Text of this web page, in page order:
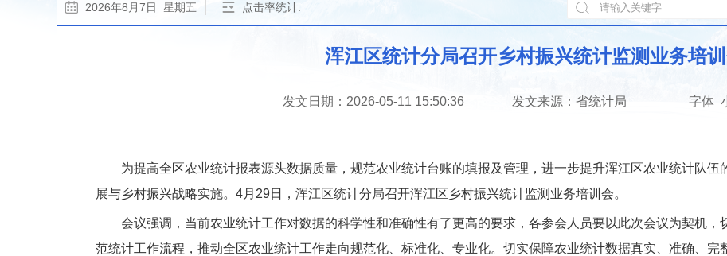
2026年8月7日 星期五 点击率统计:
浑江区统计分局召开乡村振兴统计监测业务培
发文日期：2026-05-11 15:50:36 发文来源： 省统计局 字体
为提高全区农业统计报表源头数据质量，规范农业统计台账的填报及管理，进一步提升浑江区农业统计队
展与乡村振兴战略实施。4月29日，浑江区统计分局召开浑江区乡村振兴统计监测业务培训会。
会议强调，当前农业统计工作对数据的科学性和准确性有了更高的要求，各参会人员要以此次会议为契机
范统计工作流程，推动全区农业统计工作走向规范化、标准化、专业化。切实保障农业统计数据真实、准确、